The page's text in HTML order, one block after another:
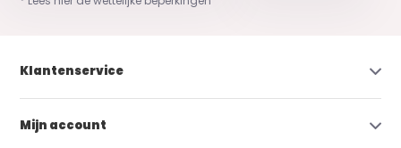
Klantenservice
Mijn account